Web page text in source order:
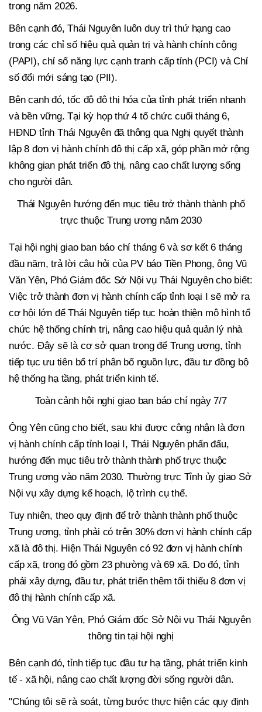
trong năm 2026.
Bên cạnh đó, Thái Nguyên luôn duy trì thứ hạng cao
trong các chỉ số hiệu quả quản trị và hành chính công
(PAPI), chỉ số năng lực cạnh tranh cấp tỉnh (PCI) và Chỉ
số đổi mới sáng tạo (PII).
Bên cạnh đó, tốc độ đô thị hóa của tỉnh phát triển nhanh
và bền vững. Tại kỳ họp thứ 4 tổ chức cuối tháng 6,
HĐND tỉnh Thái Nguyên đã thông qua Nghị quyết thành
lập 8 đơn vị hành chính đô thị cấp xã, góp phần mở rộng
không gian phát triển đô thị, nâng cao chất lượng sống
cho người dân.
Thái Nguyên hướng đến mục tiêu trở thành thành phố
trực thuộc Trung ương năm 2030
Tại hội nghị giao ban báo chí tháng 6 và sơ kết 6 tháng
đầu năm, trả lời câu hỏi của PV báo Tiền Phong, ông Vũ
Văn Yên, Phó Giám đốc Sở Nội vụ Thái Nguyên cho biết:
Việc trở thành đơn vị hành chính cấp tỉnh loại I sẽ mở ra
cơ hội lớn để Thái Nguyên tiếp tục hoàn thiện mô hình tổ
chức hệ thống chính trị, nâng cao hiệu quả quản lý nhà
nước. Đây sẽ là cơ sở quan trọng để Trung ương, tỉnh
tiếp tục ưu tiên bố trí phân bổ nguồn lực, đầu tư đồng bộ
hệ thống hạ tầng, phát triển kinh tế.
Toàn cảnh hội nghị giao ban báo chí ngày 7/7
Ông Yên cũng cho biết, sau khi được công nhận là đơn
vị hành chính cấp tỉnh loại I, Thái Nguyên phấn đấu,
hướng đến mục tiêu trở thành thành phố trực thuộc
Trung ương vào năm 2030. Thường trực Tỉnh ủy giao Sở
Nội vụ xây dựng kế hoạch, lộ trình cụ thể.
Tuy nhiên, theo quy định để trở thành thành phố thuộc
Trung ương, tỉnh phải có trên 30% đơn vị hành chính cấp
xã là đô thị. Hiện Thái Nguyên có 92 đơn vị hành chính
cấp xã, trong đó gồm 23 phường và 69 xã. Do đó, tỉnh
phải xây dựng, đầu tư, phát triển thêm tối thiểu 8 đơn vị
đô thị hành chính cấp xã.
Ông Vũ Văn Yên, Phó Giám đốc Sở Nội vụ Thái Nguyên
thông tin tại hội nghị
Bên cạnh đó, tỉnh tiếp tục đầu tư hạ tầng, phát triển kinh
tế - xã hội, nâng cao chất lượng đời sống người dân.
"Chúng tôi sẽ rà soát, từng bước thực hiện các quy định